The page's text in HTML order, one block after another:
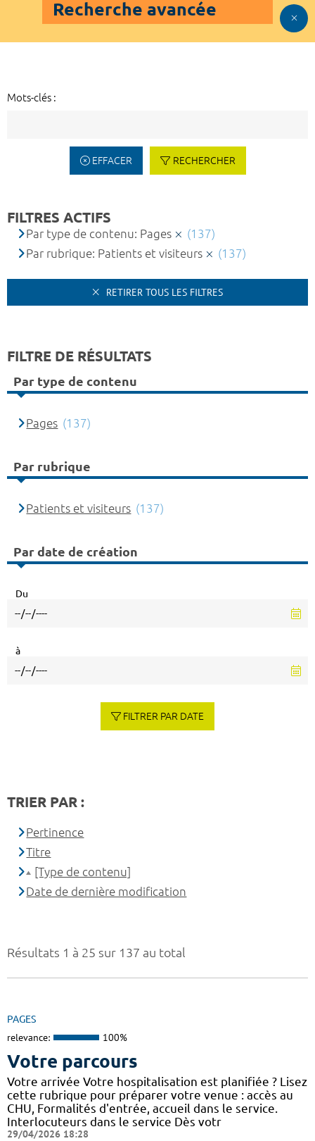
Recherche avancée
Mots-clés :
EFFACER RECHERCHER
Résultats 1 à 25 sur 137 au total
PAGES
relevance: 100%
Votre parcours
Votre arrivée Votre hospitalisation est planifiée ? Lisez
cette rubrique pour préparer votre venue : accès au
CHU, Formalités d'entrée, accueil dans le service.
Interlocuteurs dans le service Dès votr
29/04/2026 18:28
FILTRES ACTIFS
Par type de contenu: Pages
(137)
Par rubrique: Patients et visiteurs
(137)
RETIRER TOUS LES FILTRES
FILTRE DE RÉSULTATS
Par type de contenu
Pages (137)
Par rubrique
Patients et visiteurs (137)
Par date de création
Du
à
FILTRER PAR DATE
TRIER PAR :
Pertinence
Titre
[Type de contenu]
Date de dernière modification